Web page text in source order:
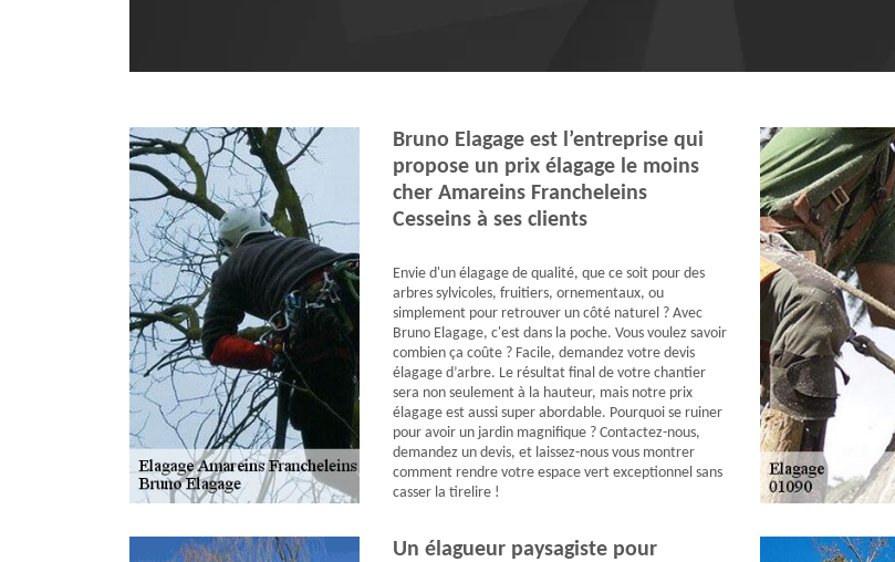
Bruno Elagage est l’entreprise qui
propose un prix élagage le moins
cher Amareins Francheleins
Cesseins à ses clients
Envie d'un élagage de qualité, que ce soit pour des
arbres sylvicoles, fruitiers, ornementaux, ou
simplement pour retrouver un côté naturel ? Avec
Bruno Elagage, c'est dans la poche. Vous voulez savoir
combien ça coûte ? Facile, demandez votre devis
élagage d’arbre. Le résultat final de votre chantier
sera non seulement à la hauteur, mais notre prix
élagage est aussi super abordable. Pourquoi se ruiner
pour avoir un jardin magnifique ? Contactez-nous,
demandez un devis, et laissez-nous vous montrer
comment rendre votre espace vert exceptionnel sans
casser la tirelire !
Un élagueur paysagiste pour